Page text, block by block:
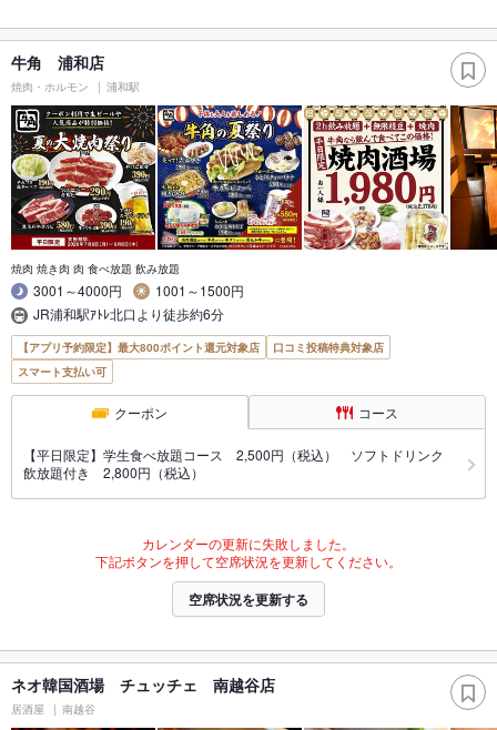
牛角 浦和店
焼肉・ホルモン 浦和駅
焼肉 焼き肉 肉 食べ放題 飲み放題
3001～4000円
1001～1500円
JR浦和駅ｱﾄﾚ北口より徒歩約6分
【アプリ予約限定】最大800ポイント還元対象店
口コミ投稿特典対象店
スマート支払い可
クーポン コース
【平日限定】学生食べ放題コース 2,500円（税込） ソフトドリンク
飲放題付き 2,800円（税込）
カレンダーの更新に失敗しました。
下記ボタンを押して空席状況を更新してください。
空席状況を更新する
ネオ韓国酒場 チュッチェ 南越谷店
居酒屋 南越谷